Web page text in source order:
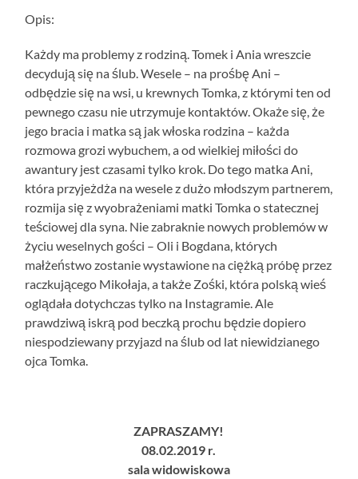
Opis:
Każdy ma problemy z rodziną. Tomek i Ania wreszcie
decydują się na ślub. Wesele – na prośbę Ani –
odbędzie się na wsi, u krewnych Tomka, z którymi ten od
pewnego czasu nie utrzymuje kontaktów. Okaże się, że
jego bracia i matka są jak włoska rodzina – każda
rozmowa grozi wybuchem, a od wielkiej miłości do
awantury jest czasami tylko krok. Do tego matka Ani,
która przyjeżdża na wesele z dużo młodszym partnerem,
rozmija się z wyobrażeniami matki Tomka o statecznej
teściowej dla syna. Nie zabraknie nowych problemów w
życiu weselnych gości – Oli i Bogdana, których
małżeństwo zostanie wystawione na ciężką próbę przez
raczkującego Mikołaja, a także Zośki, która polską wieś
oglądała dotychczas tylko na Instagramie. Ale
prawdziwą iskrą pod beczką prochu będzie dopiero
niespodziewany przyjazd na ślub od lat niewidzianego
ojca Tomka.
ZAPRASZAMY!
08.02.2019 r.
sala widowiskowa